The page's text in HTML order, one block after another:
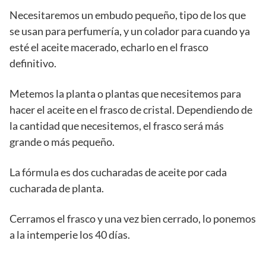
Necesitaremos un embudo pequeño, tipo de los que
se usan para perfumería, y un colador para cuando ya
esté el aceite macerado, echarlo en el frasco
definitivo.
Metemos la planta o plantas que necesitemos para
hacer el aceite en el frasco de cristal. Dependiendo de
la cantidad que necesitemos, el frasco será más
grande o más pequeño.
La fórmula es dos cucharadas de aceite por cada
cucharada de planta.
Cerramos el frasco y una vez bien cerrado, lo ponemos
a la intemperie los 40 días.